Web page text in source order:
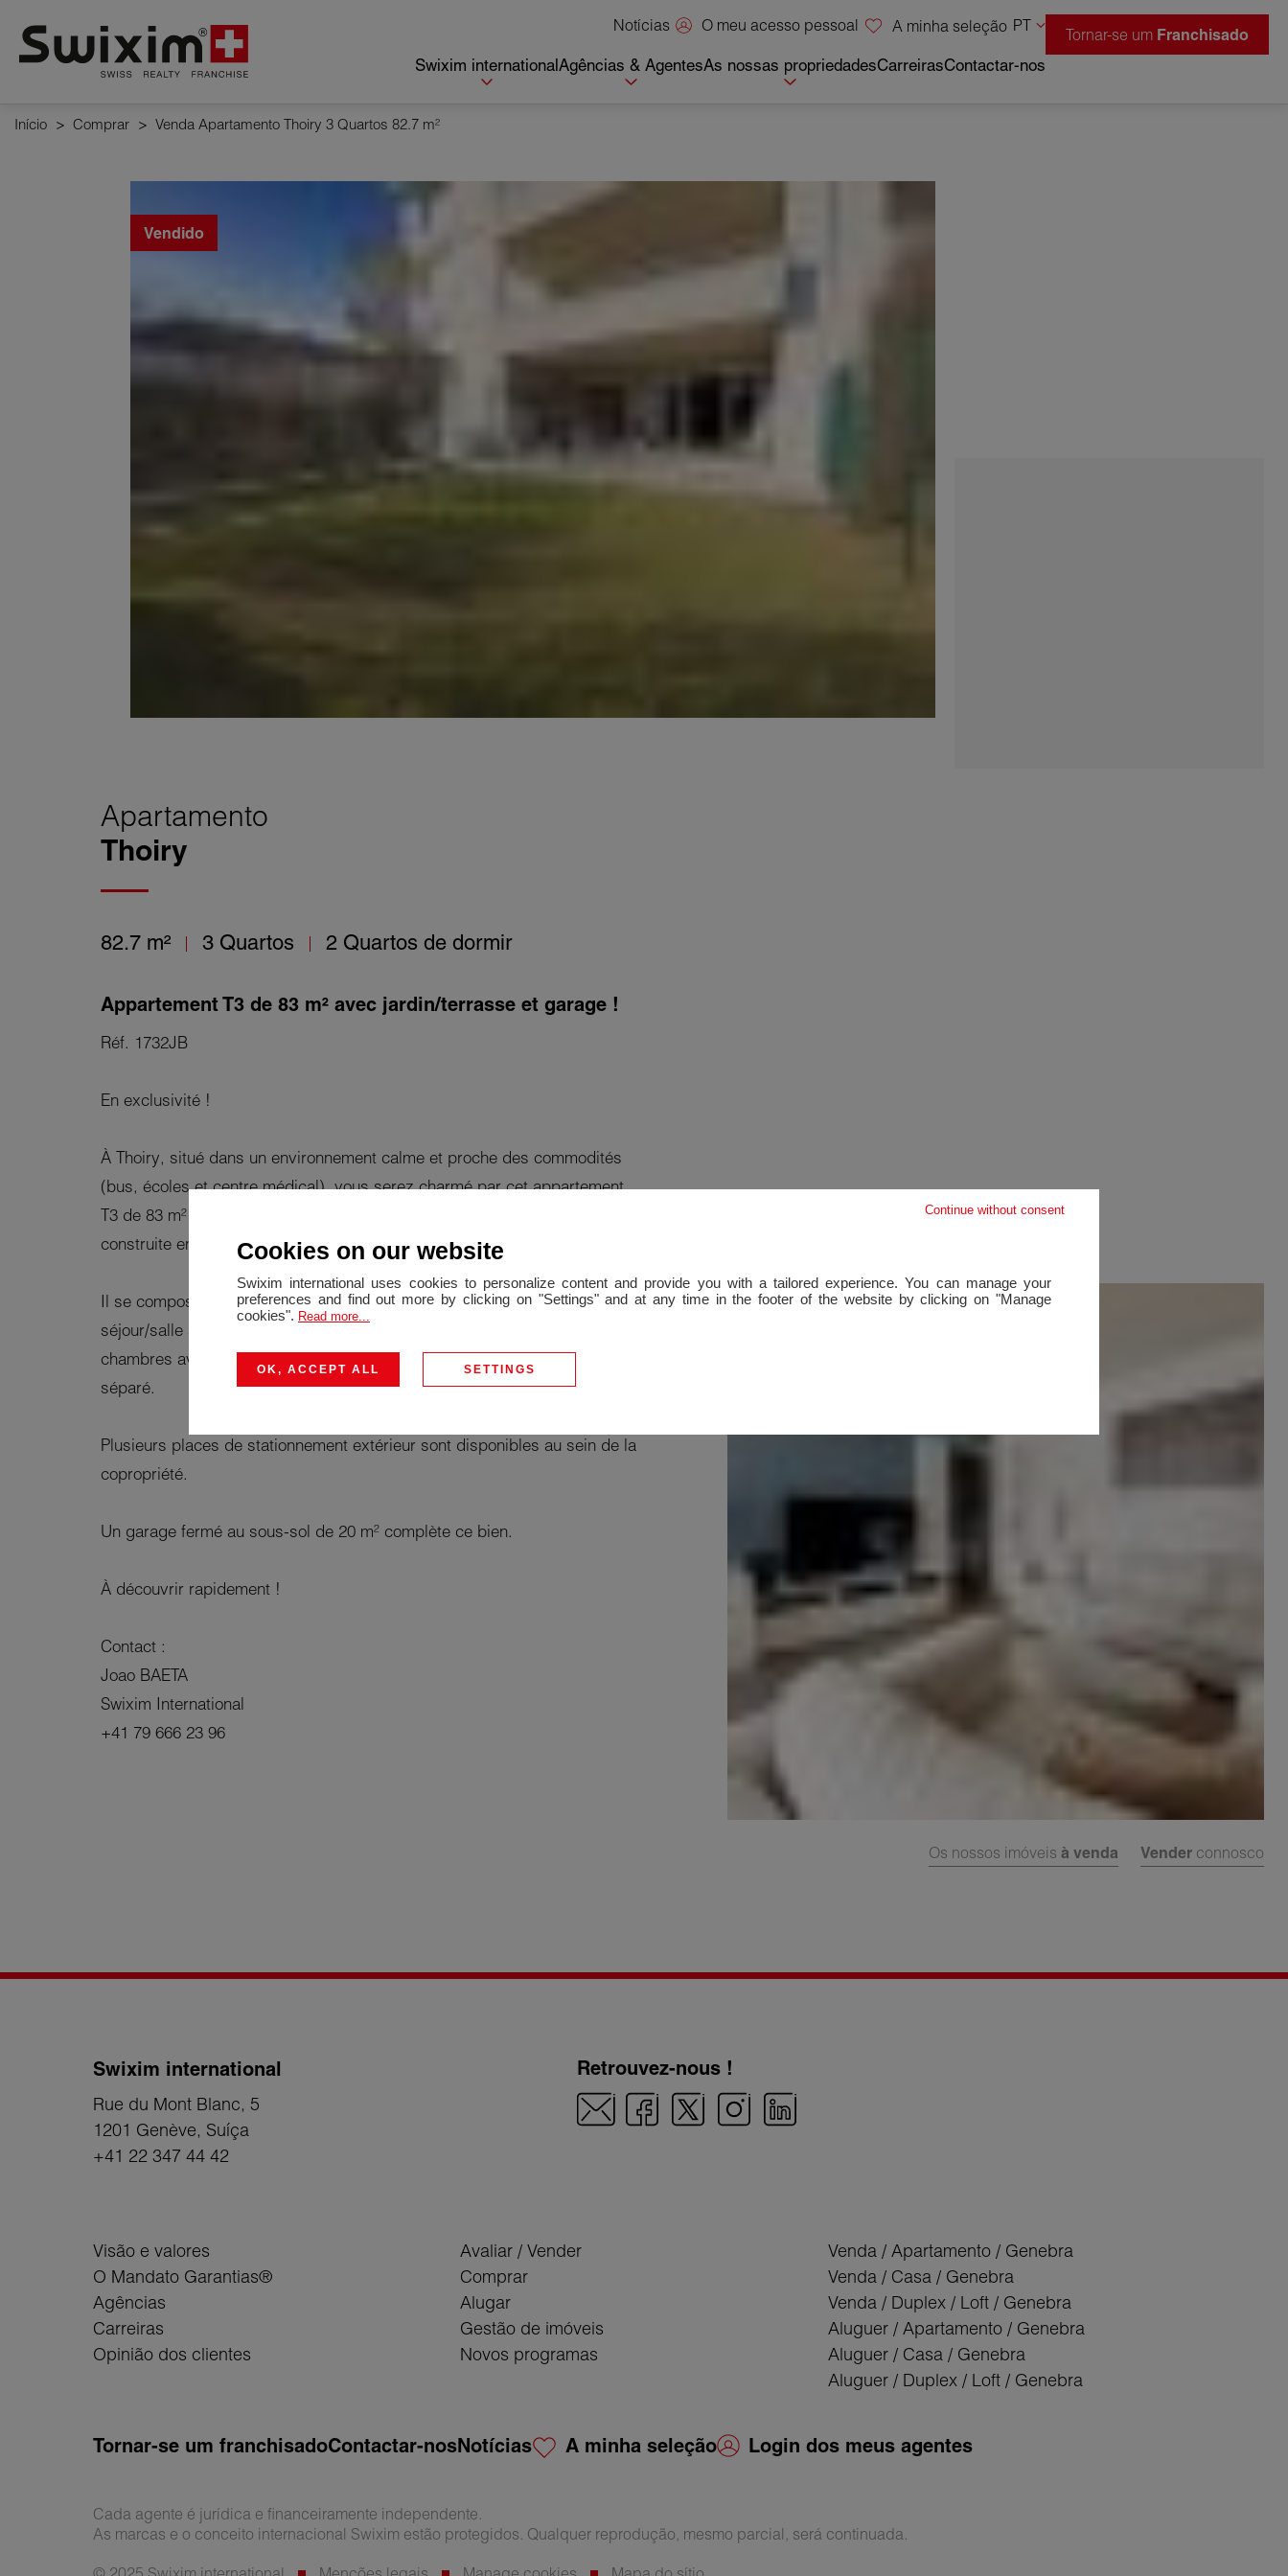
Notícias O meu acesso pessoal A minha seleção PT
Swixim internationalAgências & AgentesAs nossas propriedadesCarreirasContactar-nos
Tornar-se um Franchisado
Início > Comprar > Venda Apartamento Thoiry 3 Quartos 82.7 m²
Vendido
Apartamento
Thoiry
82.7 m² 3 Quartos 2 Quartos de dormir
Appartement T3 de 83 m² avec jardin/terrasse et garage !
Réf. 1732JB
En exclusivité !
À Thoiry, situé dans un environnement calme et proche des commodités
(bus, écoles et centre médical), vous serez charmé par cet appartement
T3 de 83 m² avec jardin/terrasse, situé dans une résidence sécurisée
construite en 2010.
Il se compose d'un hall d'entrée, d'une cuisine équipée ouverte sur un
séjour/salle à manger donnant accès à un grand jardin/terrasse, de deux
chambres avec armoires encastrées, d'une salle de bains et d'un WC
séparé.
Plusieurs places de stationnement extérieur sont disponibles au sein de la
copropriété.
Un garage fermé au sous-sol de 20 m² complète ce bien.
À découvrir rapidement !
Contact :
Joao BAETA
Swixim International
+41 79 666 23 96
Os nossos imóveis à venda Vender connosco
Swixim international
Rue du Mont Blanc, 5
1201 Genève, Suíça
+41 22 347 44 42
Retrouvez-nous !
Visão e valores
O Mandato Garantias®
Agências
Carreiras
Opinião dos clientes
Avaliar / Vender
Comprar
Alugar
Gestão de imóveis
Novos programas
Venda / Apartamento / Genebra
Venda / Casa / Genebra
Venda / Duplex / Loft / Genebra
Aluguer / Apartamento / Genebra
Aluguer / Casa / Genebra
Aluguer / Duplex / Loft / Genebra
Tornar-se um franchisadoContactar-nosNotícias A minha seleção Login dos meus agentes
Cada agente é jurídica e financeiramente independente.
As marcas e o conceito internacional Swixim estão protegidos. Qualquer reprodução, mesmo parcial, será continuada.
Continue without consent
Cookies on our website
Swixim international uses cookies to personalize content and provide you with a tailored experience. You can manage your
preferences and find out more by clicking on "Settings" and at any time in the footer of the website by clicking on "Manage
cookies". Read more...
OK, ACCEPT ALL SETTINGS